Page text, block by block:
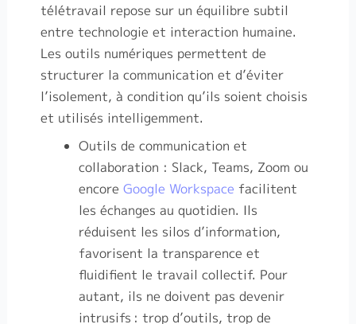
télétravail repose sur un équilibre subtil
entre technologie et interaction humaine.
Les outils numériques permettent de
structurer la communication et d’éviter
l’isolement, à condition qu’ils soient choisis
et utilisés intelligemment.
Outils de communication et
collaboration : Slack, Teams, Zoom ou
encoreGoogle Workspace facilitent
les échanges au quotidien. Ils
réduisent les silos d’information,
favorisent la transparence et
fluidifient le travail collectif. Pour
autant, ils ne doivent pas devenir
intrusifs : trop d’outils, trop de